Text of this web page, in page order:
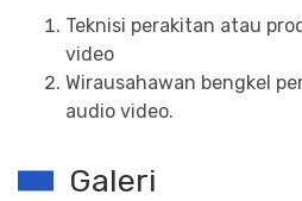
Teknisi perakitan atau
video
Wirausahawan bengkel
audio video.
Galeri